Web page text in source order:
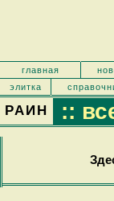
главная
элитка
РАИН ::